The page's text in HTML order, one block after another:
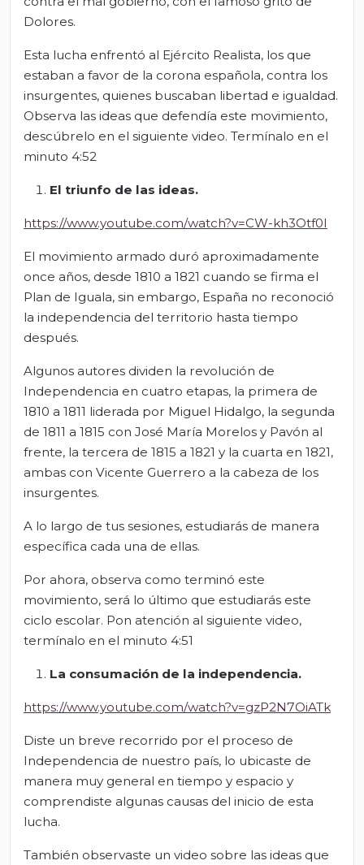
Dolores.
Esta lucha enfrentó al Ejército Realista, los que
estaban a favor de la corona española, contra los
insurgentes, quienes buscaban libertad e igualdad.
Observa las ideas que defendía este movimiento,
descúbrelo en el siguiente video. Termínalo en el
minuto 4:52
El triunfo de las ideas.
https://www.youtube.com/watch?v=CW-kh3Otf0I
El movimiento armado duró aproximadamente
once años, desde 1810 a 1821 cuando se firma el
Plan de Iguala, sin embargo, España no reconoció
la independencia del territorio hasta tiempo
después.
Algunos autores dividen la revolución de
Independencia en cuatro etapas, la primera de
1810 a 1811 liderada por Miguel Hidalgo, la segunda
de 1811 a 1815 con José María Morelos y Pavón al
frente, la tercera de 1815 a 1821 y la cuarta en 1821,
ambas con Vicente Guerrero a la cabeza de los
insurgentes.
A lo largo de tus sesiones, estudiarás de manera
específica cada una de ellas.
Por ahora, observa como terminó este
movimiento, será lo último que estudiarás este
ciclo escolar. Pon atención al siguiente video,
termínalo en el minuto 4:51
La consumación de la independencia.
https://www.youtube.com/watch?v=gzP2N7OiATk
Diste un breve recorrido por el proceso de
Independencia de nuestro país, lo ubicaste de
manera muy general en tiempo y espacio y
comprendiste algunas causas del inicio de esta
lucha.
También observaste un video sobre las ideas que